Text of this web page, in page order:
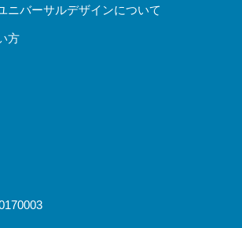
ニバーサルデザインについて
方